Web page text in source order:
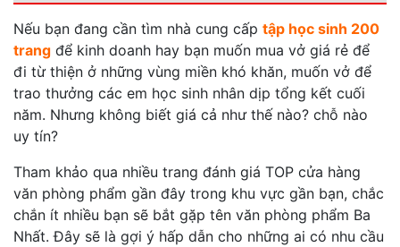
Nếu bạn đang cần tìm nhà cung cấp tập học sinh 200
trang để kinh doanh hay bạn muốn mua vở giá rẻ để
đi từ thiện ở những vùng miền khó khăn, muốn vở để
trao thưởng các em học sinh nhân dịp tổng kết cuối
năm. Nhưng không biết giá cả như thế nào? chỗ nào
uy tín?
Tham khảo qua nhiều trang đánh giá TOP cửa hàng
văn phòng phẩm gần đây trong khu vực gần bạn, chắc
chắn ít nhiều bạn sẽ bắt gặp tên văn phòng phẩm Ba
Nhất. Đây sẽ là gợi ý hấp dẫn cho những ai có nhu cầu